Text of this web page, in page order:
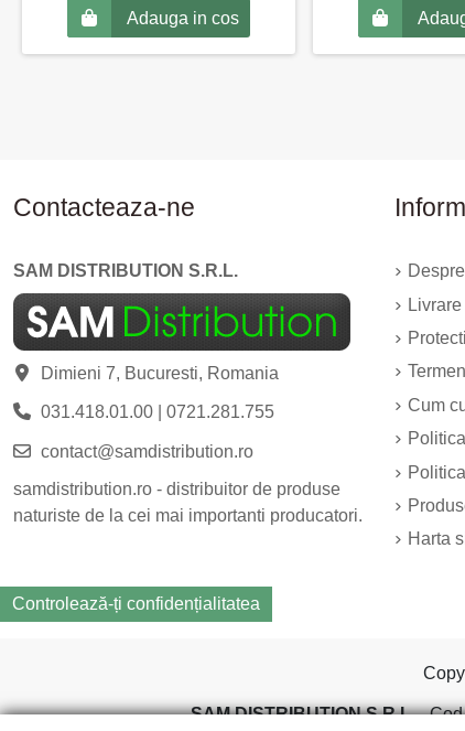
Adauga in cos
Contacteaza-ne
SAM DISTRIBUTION S.R.L.
Dimieni 7, Bucuresti, Romania
031.418.01.00| 0721.281.755
contact@samdistribution.ro
samdistribution.ro - distribuitor de produse
naturiste de la cei mai importanti producatori.
Cum
Harta
Controlează-ți confidențialitatea
SAM DISTRIBUTION S.R.L.- Cod